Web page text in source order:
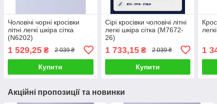
Чоловічі чорні кросівки
літні легкі шкіра сітка
(N6202)
1 529,25 ₴ 2 039 ₴
Купити
Сірі кросівки чоловічі літні
легкі шкіра сітка (M7672-
26)
1 733,15₴ 2 039 ₴
Купити
1
Акційні пропозиції та новинки